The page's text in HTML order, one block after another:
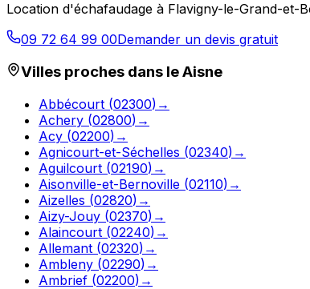
Location d'échafaudage à Flavigny-le-Grand-et-
09 72 64 99 00Demander un devis gratuit
Villes proches dans leAisne
Abbécourt (02300) →
Achery (02800) →
Acy (02200) →
Agnicourt-et-Séchelles (02340) →
Aguilcourt (02190) →
Aisonville-et-Bernoville (02110) →
Aizelles (02820) →
Aizy-Jouy (02370) →
Alaincourt (02240) →
Allemant (02320) →
Ambleny (02290) →
Ambrief (02200) →